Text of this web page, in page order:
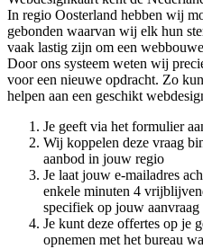
In regio Oosterland hebben wij
gebonden waarvan wij elk hun
vaak lastig zijn om een
Door ons systeem weten wij
voor een nieuwe opdracht. Zo
helpen aan een geschikt
Je geeft via het formulier
Wij koppelen deze vraag
aanbod in jouw regio
Je laat jouw e-mailadres
enkele minuten 4
specifiek op jouw aanvraag
Je kunt deze offertes op je
opnemen met het bureau